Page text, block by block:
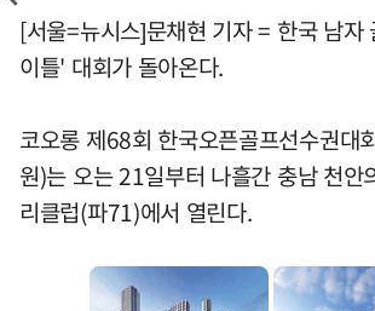
[서울=뉴시스]문채현 기자 = 한국 남자
이틀' 대회가 돌아온다.
코오롱 제68회 한국오픈골프선수권대
원)는 오는 21일부터 나흘간 충남 천안
리클럽(파71)에서 열린다.